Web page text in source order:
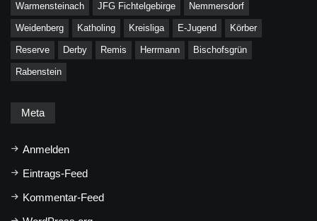
Warmensteinach JFG Fichtelgebirge Nemmersdorf
Weidenberg Katholing Kreisliga E-Jugend Körber
Reserve Derby Remis Herrmann Bischofsgrün
Rabenstein
Meta
Anmelden
Eintrags-Feed
Kommentar-Feed